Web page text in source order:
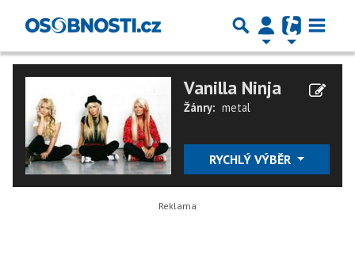
Vanilla Ninja
Žánry: metal
RYCHLÝ VÝBĚR